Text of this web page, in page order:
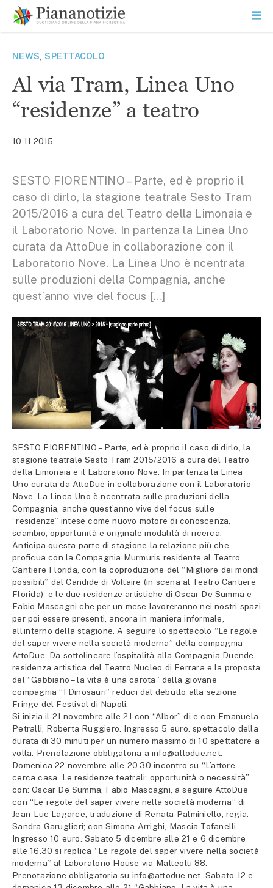
contenuto
SEARCH
NEWS ,SPETTACOLO
Al via Tram, Linea Uno
“residenze” a teatro
10.11.2015
SESTO FIORENTINO – Parte, ed è proprio il
caso di dirlo, la stagione teatrale Sesto Tram
2015/2016 a cura del Teatro della Limonaia e
il Laboratorio Nove. In partenza la Linea Uno
curata da AttoDue in collaborazione con il
Laboratorio Nove. La Linea Uno è ncentrata
sulle produzioni della Compagnia, anche
quest’anno vive del focus […]
SESTO FIORENTINO – Parte, ed è proprio il caso di dirlo, la
stagione teatrale Sesto Tram 2015/2016 a cura del Teatro
della Limonaia e il Laboratorio Nove. In partenza la Linea
Uno curata da AttoDue in collaborazione con il Laboratorio
Nove. La Linea Uno è ncentrata sulle produzioni della
Compagnia, anche quest’anno vive del focus sulle
“residenze” intese come nuovo motore di conoscenza,
scambio, opportunità e originale modalità di ricerca.
Anticipa questa parte di stagione la relazione più che
proficua con la Compagnia Murmuris residente al Teatro
Cantiere Florida, con la coproduzione del “Migliore dei mondi
possibili” dal Candide di Voltaire (in scena al Teatro Cantiere
Florida) e le due residenze artistiche di Oscar De Summa e
Fabio Mascagni che per un mese lavoreranno nei nostri spazi
per poi essere presenti, ancora in maniera informale,
all’interno della stagione. A seguire lo spettacolo “Le regole
del saper vivere nella società moderna” della compagnia
AttoDue. Da sottolineare l’ospitalità alla Compagnia Duende
residenza artistica del Teatro Nucleo di Ferrara e la proposta
del “Gabbiano – la vita è una carota” della giovane
compagnia “I Dinosauri” reduci dal debutto alla sezione
Fringe del Festival di Napoli.
Si inizia il 21 novembre alle 21 con “Albor” di e con Emanuela
Petralli, Roberta Ruggiero. Ingresso 5 euro. spettacolo della
durata di 30 minuti per un numero massimo di 10 spettatore a
volta. Prenotazione obbligatoria a info@attodue.net.
Domenica 22 novembre alle 20.30 incontro su “L’attore
cerca casa. Le residenze teatrali: opportunità o necessità”
con: Oscar De Summa, Fabio Mascagni, a seguire AttoDue
con “Le regole del saper vivere nella società moderna” di
Jean-Luc Lagarce, traduzione di Renata Palminiello, regia:
Sandra Garuglieri; con Simona Arrighi, Mascia Tofanelli.
Ingresso 10 euro. Sabato 5 dicembre alle 21 e 6 dicembre
alle 16.30 si replica “Le regole del saper vivere nella società
moderna” al Laboratorio House via Matteotti 88.
Prenotazione obbligatoria su info@attodue.net. Sabato 12 e